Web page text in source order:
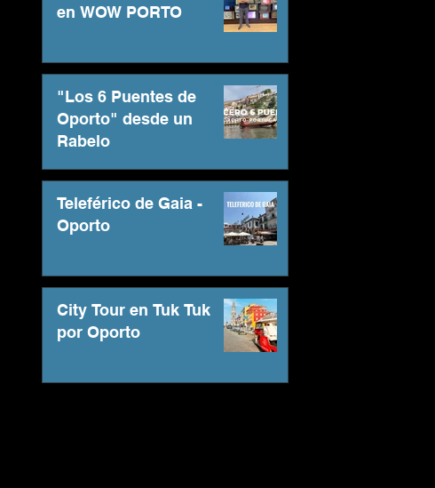
en WOW PORTO
"Los 6 Puentes de
Oporto" desde un
Rabelo
Teleférico de Gaia -
Oporto
City Tour en Tuk Tuk
por Oporto